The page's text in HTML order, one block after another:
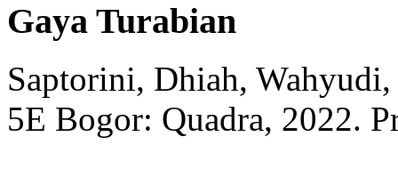
Gaya Turabian
Saptorini, Dhiah,
5E Bogor: Quadra, 2022.